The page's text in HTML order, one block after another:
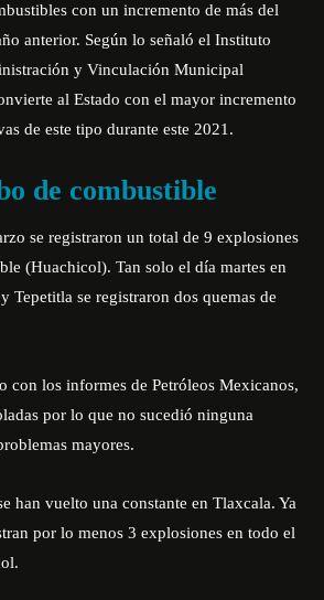
con un incremento de más del
anterior. Según lo señaló el Instituto
y Vinculación Municipal
al Estado con el mayor incremento
de este tipo durante este 2021.
de combustible
se registraron un total de 9 explosiones
(Huachicol). Tan solo el día martes en
Tepetitla se registraron dos quemas de
con los informes de Petróleos Mexicanos,
por lo que no sucedió ninguna
mayores.
han vuelto una constante en Tlaxcala. Ya
por lo menos 3 explosiones en todo el